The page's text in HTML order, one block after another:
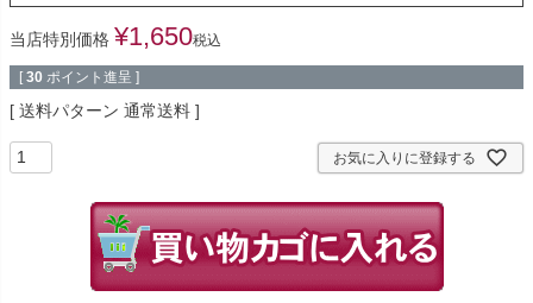
当店特別価格 ¥1,650税込
[ 30 ポイント進呈 ]
送料パターン 通常送料
お気に入りに登録する